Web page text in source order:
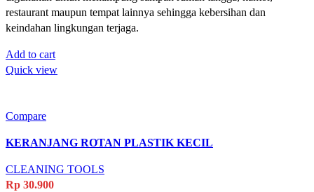
restaurant maupun tempat lainnya sehingga kebersihan dan
keindahan lingkungan terjaga.
Add to cart
Quick view
Compare
KERANJANG ROTAN PLASTIK KECIL
CLEANING TOOLS
Rp 30.900